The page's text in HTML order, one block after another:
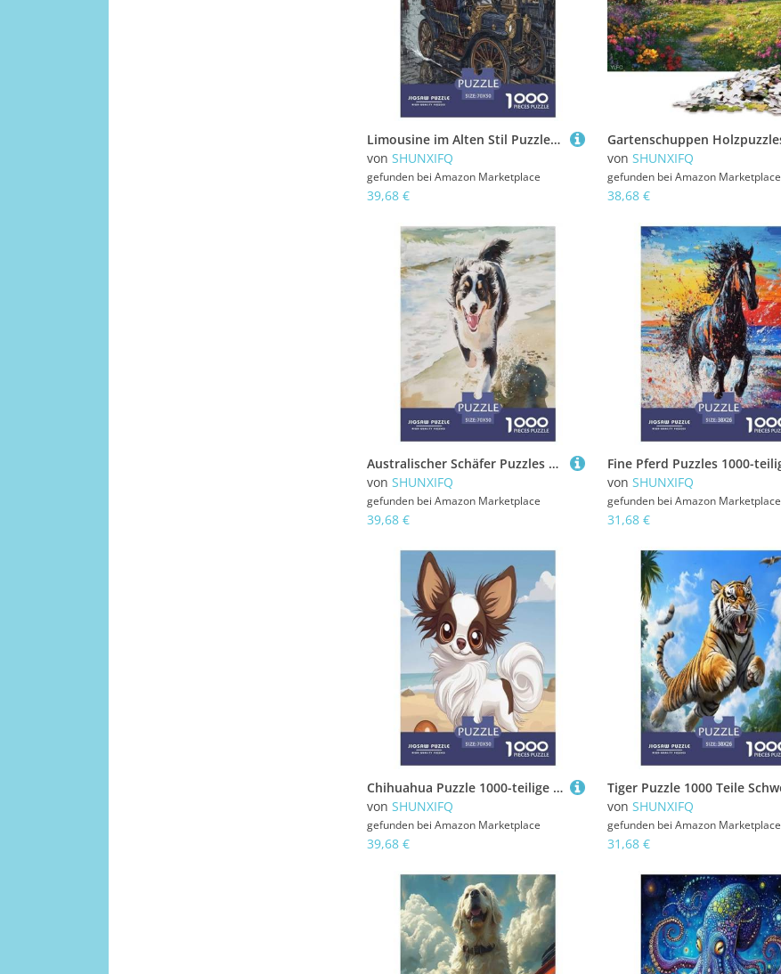
Limousine im Alten Stil Puzzle 1000 Teile Schwer Puzzle Spielzeug Lernspiel Impossible Herausforderung Spielzeug Für Erwachsene Und Kinder in Bewährter 70x50cm/1000pcs
von SHUNXIFQ
gefunden bei Amazon Marketplace
39,68 €
von SHUNXIFQ
gefunden bei Amazon Marketplace
38,68 €
Australischer Schäfer Puzzles 1000 Teile Schwer Puzzle Spielzeug Pädagogisches Spiel Impossible Herausforderung Spielzeug Für Erwachsene Und Kinder Ab 14 Jahren 70x50cm/1000pcs
von SHUNXIFQ
gefunden bei Amazon Marketplace
39,68 €
von SHUNXIFQ
gefunden bei Amazon Marketplace
31,68 €
Chihuahua Puzzle 1000-teilige Schwer Puzzle Spielzeug Pädagogisches Spiel Impossible Herausforderung Spielzeug Für Erwachsene Und Kinder Ab 12 Jahren 70x50cm/1000pcs
von SHUNXIFQ
gefunden bei Amazon Marketplace
39,68 €
von SHUNXIFQ
gefunden bei Amazon Marketplace
31,68 €